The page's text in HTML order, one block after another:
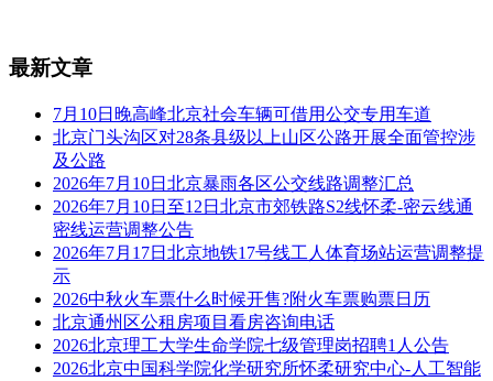
最新文章
7月10日晚高峰北京社会车辆可借用公交专用车道
北京门头沟区对28条县级以上山区公路开展全面管控涉
及公路
2026年7月10日北京暴雨各区公交线路调整汇总
2026年7月10日至12日北京市郊铁路S2线怀柔-密云线通
密线运营调整公告
2026年7月17日北京地铁17号线工人体育场站运营调整提
示
2026中秋火车票什么时候开售?附火车票购票日历
北京通州区公租房项目看房咨询电话
2026北京理工大学生命学院七级管理岗招聘1人公告
2026北京中国科学院化学研究所怀柔研究中心-人工智能